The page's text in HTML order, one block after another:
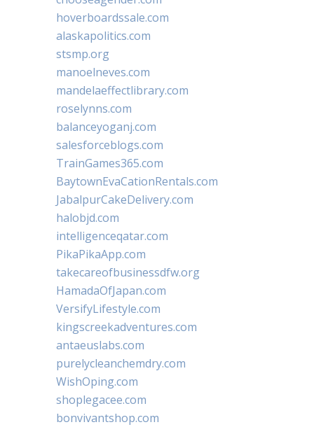
hoverboardssale.com
alaskapolitics.com
stsmp.org
manoelneves.com
mandelaeffectlibrary.com
roselynns.com
balanceyoganj.com
salesforceblogs.com
TrainGames365.com
BaytownEvaCationRentals.com
JabalpurCakeDelivery.com
halobjd.com
intelligenceqatar.com
PikaPikaApp.com
takecareofbusinessdfw.org
HamadaOfJapan.com
VersifyLifestyle.com
kingscreekadventures.com
antaeuslabs.com
purelycleanchemdry.com
WishOping.com
shoplegacee.com
bonvivantshop.com